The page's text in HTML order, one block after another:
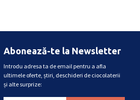
Abonează-te la Newsletter
Introdu adresa ta de email pentru a afla
ultimele oferte, știri, deschideri de ciocolaterii
și alte surprize: